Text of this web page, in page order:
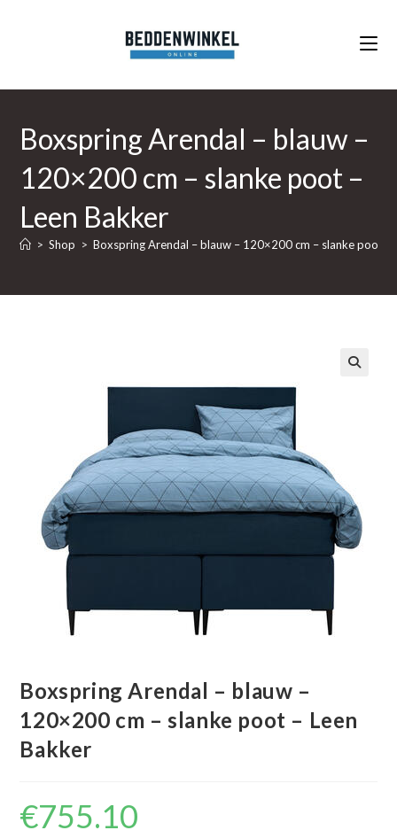
Boxspring Arendal – blauw –
120×200 cm – slanke poot –
Leen Bakker
> Shop > Boxspring Arendal – blauw – 120×200 cm – slanke poot –
Boxspring Arendal – blauw –
120×200 cm – slanke poot – Leen
Bakker
€755.10